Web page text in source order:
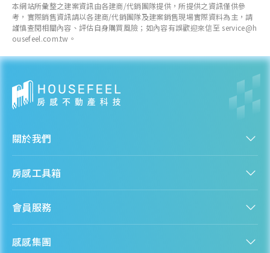
本網站所彙整之建案資訊由各建商/代銷團隊提供，所提供之資訊僅供參
考，實際銷售資訊請以各建商/代銷團隊及建案銷售現場實際資料為主，請
謹慎查閱相關內容、評估自身購買風險；如內容有誤歡迎來信至 service@h
ousefeel.com.tw。
關於我們
人才招募
隱私政策
資訊安全政策
聯絡我們
房感工具箱
購屋能力試算
熱門區域分析
會員服務
會員專區
感感集團